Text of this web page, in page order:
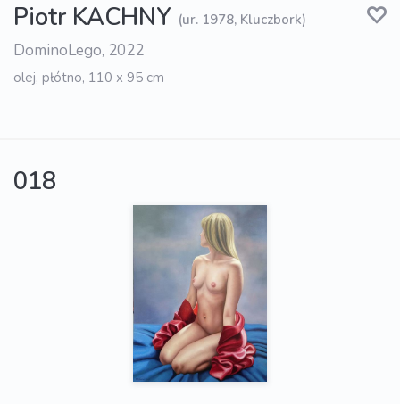
Piotr KACHNY (ur. 1978, Kluczbork)
DominoLego, 2022
olej, płótno, 110 x 95 cm
018